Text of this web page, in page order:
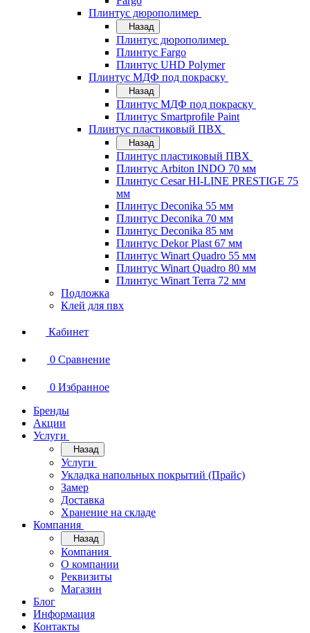
Плинтус дюрополимер
Назад
Плинтус дюрополимер
Плинтус Fargo
Плинтус UHD Polymer
Плинтус МДФ под покраску
Назад
Плинтус МДФ под покраску
Плинтус Smartprofile Paint
Плинтус пластиковый ПВХ
Назад
Плинтус пластиковый ПВХ
Плинтус Arbiton INDO 70 мм
Плинтус Cesar HI-LINE PRESTIGE 75
мм
Плинтус Deconika 55 мм
Плинтус Deconika 70 мм
Плинтус Deconika 85 мм
Плинтус Dekor Plast 67 мм
Плинтус Winart Quadro 55 мм
Плинтус Winart Quadro 80 мм
Плинтус Winart Terra 72 мм
Подложка
Клей для пвх
Кабинет
0 Сравнение
0 Избранное
Бренды
Акции
Услуги
Назад
Услуги
Укладка напольных покрытий (Прайс)
Замер
Доставка
Хранение на складе
Компания
Назад
Компания
О компании
Реквизиты
Магазин
Блог
Информация
Контакты